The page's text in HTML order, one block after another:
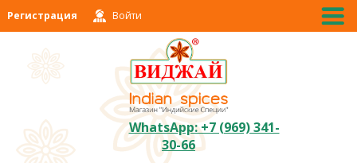
Регистрация Войти
WhatsApp: +7 (969) 341-
30-66